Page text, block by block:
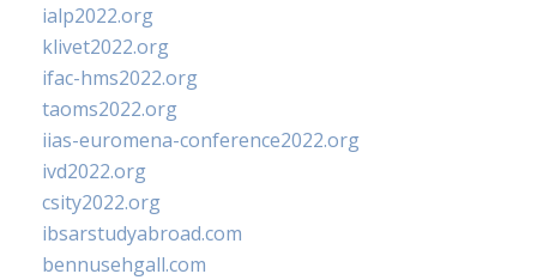
ialp2022.org
klivet2022.org
ifac-hms2022.org
taoms2022.org
iias-euromena-conference2022.org
ivd2022.org
csity2022.org
ibsarstudyabroad.com
bennusehgall.com